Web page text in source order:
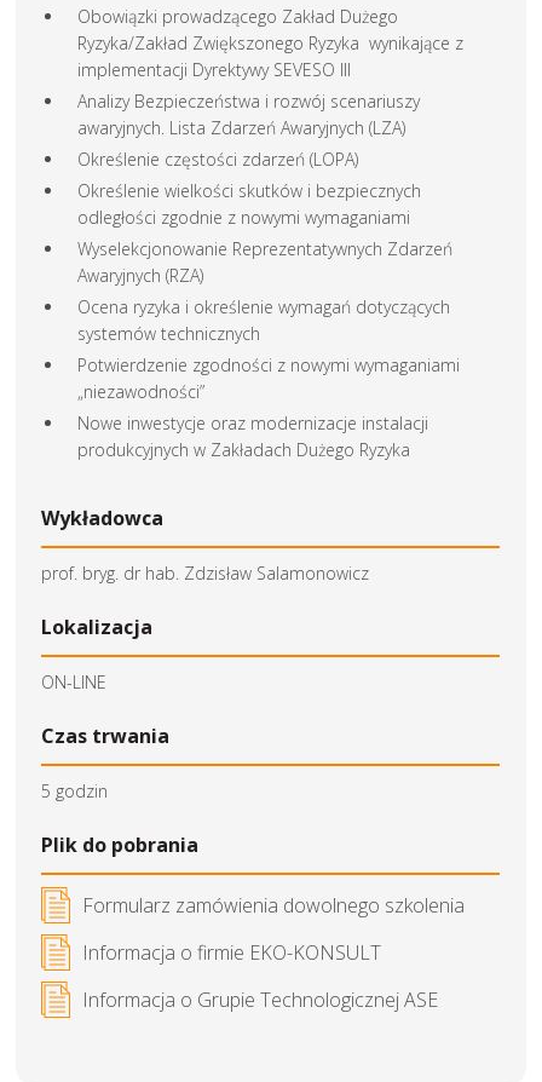
Obowiązki prowadzącego Zakład Dużego
Ryzyka/Zakład Zwiększonego Ryzyka wynikające z
implementacji Dyrektywy SEVESO III
Analizy Bezpieczeństwa i rozwój scenariuszy
awaryjnych. Lista Zdarzeń Awaryjnych (LZA)
Określenie częstości zdarzeń (LOPA)
Określenie wielkości skutków i bezpiecznych
odległości zgodnie z nowymi wymaganiami
Wyselekcjonowanie Reprezentatywnych Zdarzeń
Awaryjnych (RZA)
Ocena ryzyka i określenie wymagań dotyczących
systemów technicznych
Potwierdzenie zgodności z nowymi wymaganiami
„niezawodności”
Nowe inwestycje oraz modernizacje instalacji
produkcyjnych w Zakładach Dużego Ryzyka
Wykładowca
prof. bryg. dr hab. Zdzisław Salamonowicz
Lokalizacja
ON-LINE
Czas trwania
5 godzin
Plik do pobrania
Formularz zamówienia dowolnego szkolenia
Informacja o firmie EKO-KONSULT
Informacja o Grupie Technologicznej ASE